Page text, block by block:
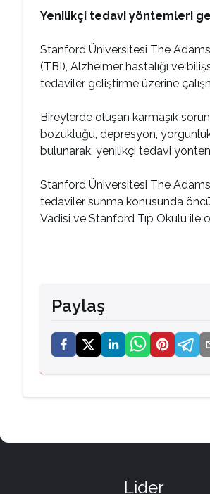
Yenilikçi tedavi yöntemleri
Stanford Üniversitesi The
(TBI), Alzheimer hastalığı ve
tedaviler geliştirme üzerine
Bireylerde oluşan karmaşık
bozukluğu, depresyon,
bulunarak, yenilikçi tedavi
Stanford Üniversitesi The
tedaviler sunma konusunda
Vadisi ve Stanford Tıp Okulu ile
Paylaş
Lider